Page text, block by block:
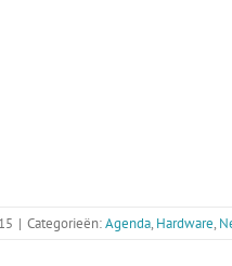
| Categorieën:Agenda, Hardware,